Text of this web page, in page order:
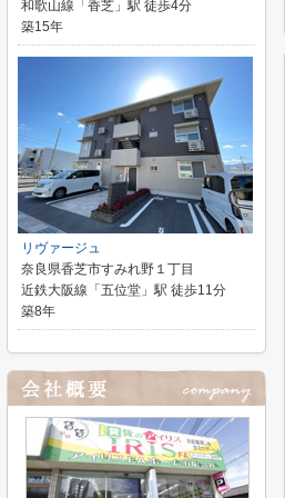
和歌山線「香芝」駅 徒歩4分
築15年
リヴァージュ
奈良県香芝市すみれ野１丁目
近鉄大阪線「五位堂」駅 徒歩11分
築8年